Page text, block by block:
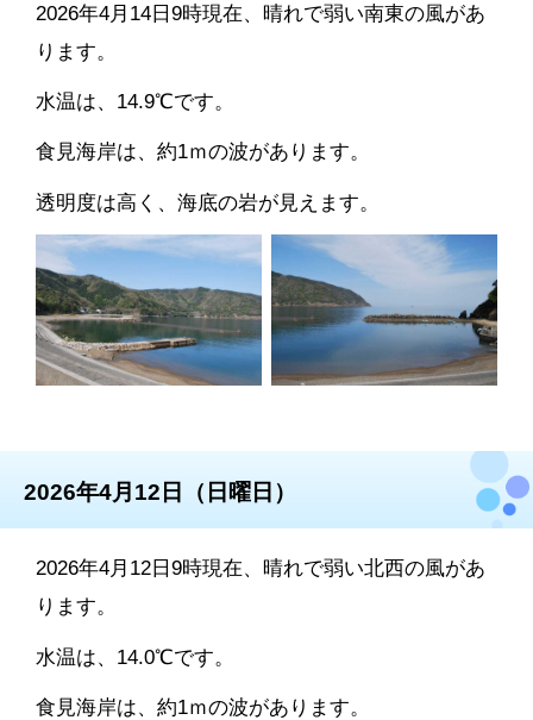
2026年4月14日9時現在、晴れで弱い南東の風があ
ります。
水温は、14.9℃です。
食見海岸は、約1ｍの波があります。
透明度は高く、海底の岩が見えます。
2026年4月12日（日曜日）
2026年4月12日9時現在、晴れで弱い北西の風があ
ります。
水温は、14.0℃です。
食見海岸は、約1ｍの波があります。